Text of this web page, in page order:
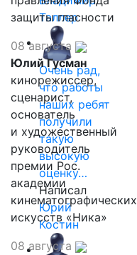
Таллер
Очень рад,
что работы
наших ребят
получили
такую
высокую
оценку…
Написал
Юрий
Костин
защиты гласности
08 августа
Юлий Гусман
кинорежиссер,
сценарист,
основатель
и художественный
руководитель
премии Рос.
академии
кинематографических
искусств «Ника»
08 августа